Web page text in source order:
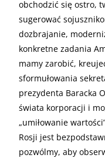
obchodzić się ostro,
sugerować
dozbrajanie,
konkretne zadania
mamy zarobić,
sformułowania
prezydenta Baracka
świata korporacji i
„umiłowanie
Rosji jest
pozwólmy, aby